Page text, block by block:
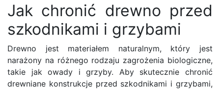
Jak chronić drewno przed
szkodnikami i grzybami
Drewno jest materiałem naturalnym, który jest
narażony na różnego rodzaju zagrożenia biologiczne,
takie jak owady i grzyby. Aby skutecznie chronić
drewniane konstrukcje przed szkodnikami i grzybami,